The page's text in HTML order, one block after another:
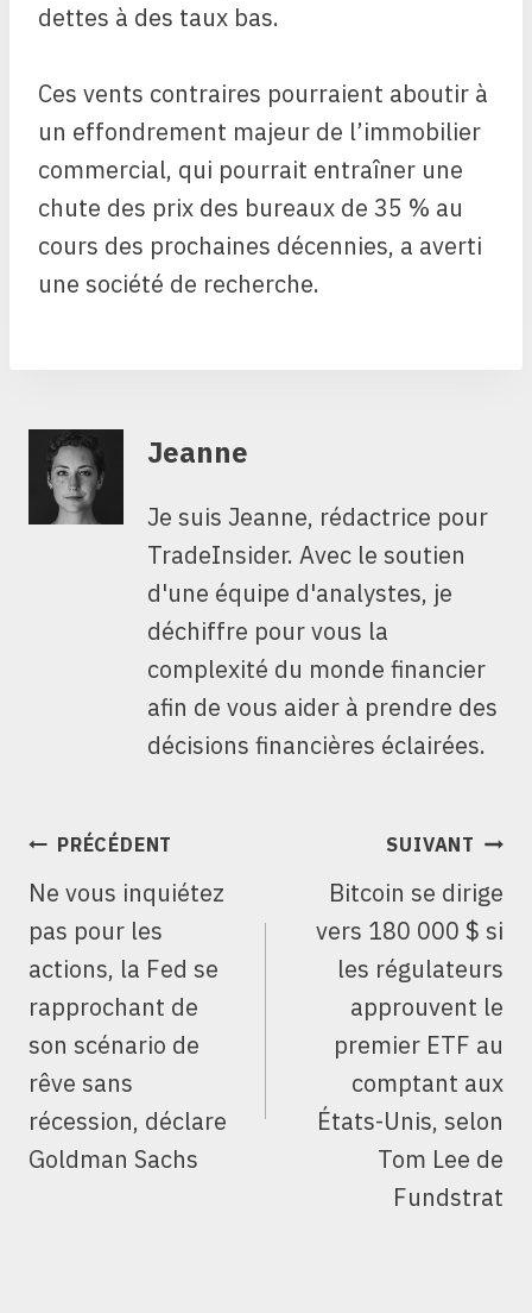
dettes à des taux bas.
Ces vents contraires pourraient aboutir à
un effondrement majeur de l’immobilier
commercial, qui pourrait entraîner une
chute des prix des bureaux de 35 % au
cours des prochaines décennies, a averti
une société de recherche.
Jeanne
Je suis Jeanne, rédactrice pour
TradeInsider. Avec le soutien
d'une équipe d'analystes, je
déchiffre pour vous la
complexité du monde financier
afin de vous aider à prendre des
décisions financières éclairées.
NAVIGATION
L’ARTICLE
PRÉCÉDENT
Ne vous inquiétez
pas pour les
actions, la Fed se
rapprochant de
son scénario de
rêve sans
récession, déclare
Goldman Sachs
SUIVANT
Bitcoin se dirige
vers 180 000 $ si
les régulateurs
approuvent le
premier ETF au
comptant aux
États-Unis, selon
Tom Lee de
Fundstrat